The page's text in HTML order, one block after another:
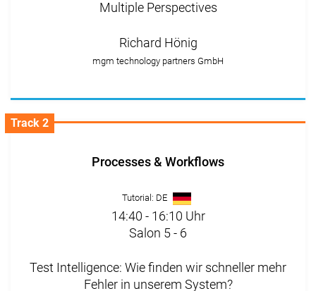
Multiple Perspectives
Richard Hönig
mgm technology partners GmbH
Processes & Workflows
Tutorial: DE
14:40 - 16:10 Uhr
Salon 5 - 6
Test Intelligence: Wie finden wir schneller mehr
Fehler in unserem System?
Track 2